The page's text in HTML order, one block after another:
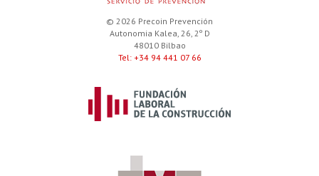
© 2026 Precoin Prevención
Autonomia Kalea, 26, 2º D
48010 Bilbao
Tel: +34 94 441 07 66